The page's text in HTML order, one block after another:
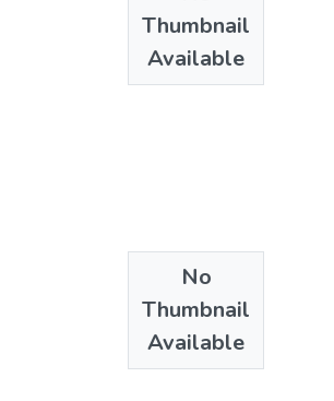
Thumbnail
Available
No
Thumbnail
Available